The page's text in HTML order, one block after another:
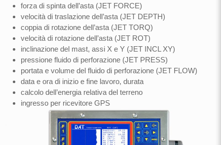
forza di spinta dell’asta (JET FORCE)
velocità di traslazione dell’asta (JET DEPTH)
coppia di rotazione dell’asta (JET TORQ)
velocità di rotazione dell’asta (JET ROT)
inclinazione del mast, assi X e Y (JET INCL XY)
pressione fluido di perforazione (JET PRESS)
portata e volume del fluido di perforazione (JET FLOW)
data e ora di inizio e fine lavoro, durata
calcolo dell’energia relativa del terreno
ingresso per ricevitore GPS